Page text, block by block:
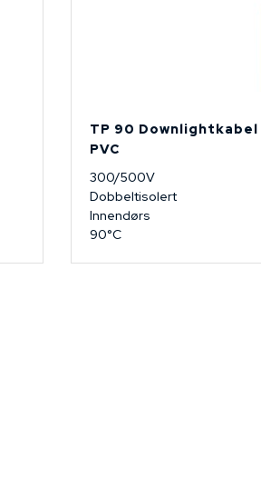
TP 90 Downlightkabel
PVC
300/500V
Dobbeltisolert
Innendørs
90°C